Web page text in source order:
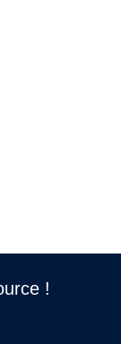
!